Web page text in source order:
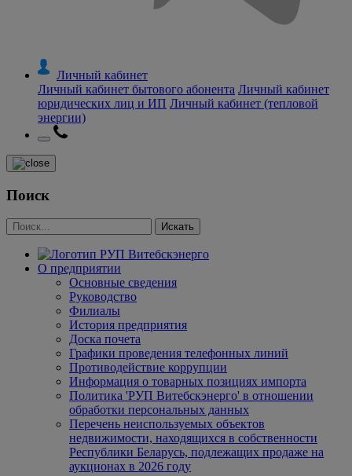
Личный кабинет
Личный кабинет бытового абонента Личный кабинет
юридических лиц и ИП Личный кабинет (тепловой
энергии)
Поиск
О предприятии
Основные сведения
Руководство
Филиалы
История предприятия
Доска почета
Графики проведения телефонных линий
Противодействие коррупции
Информация о товарных позициях импорта
Политика 'РУП Витебскэнерго' в отношении
обработки персональных данных
Перечень неиспользуемых объектов
недвижимости, находящихся в собственности
Республики Беларусь, подлежащих продаже на
аукционах в 2026 году